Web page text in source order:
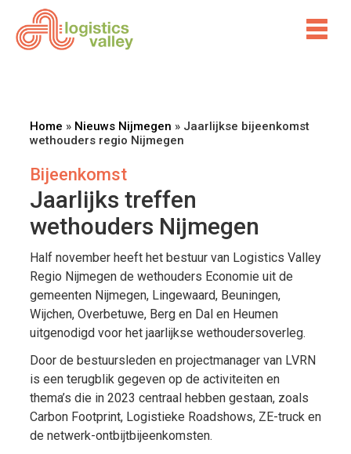
Home » Nieuws Nijmegen » Jaarlijkse bijeenkomst
wethouders regio Nijmegen
Bijeenkomst
Jaarlijks treffen
wethouders Nijmegen
Half november heeft het bestuur van Logistics Valley
Regio Nijmegen de wethouders Economie uit de
gemeenten Nijmegen, Lingewaard, Beuningen,
Wijchen, Overbetuwe, Berg en Dal en Heumen
uitgenodigd voor het jaarlijkse wethoudersoverleg.
Door de bestuursleden en projectmanager van LVRN
is een terugblik gegeven op de activiteiten en
thema’s die in 2023 centraal hebben gestaan, zoals
Carbon Footprint, Logistieke Roadshows, ZE-truck en
de netwerk-ontbijtbijeenkomsten.